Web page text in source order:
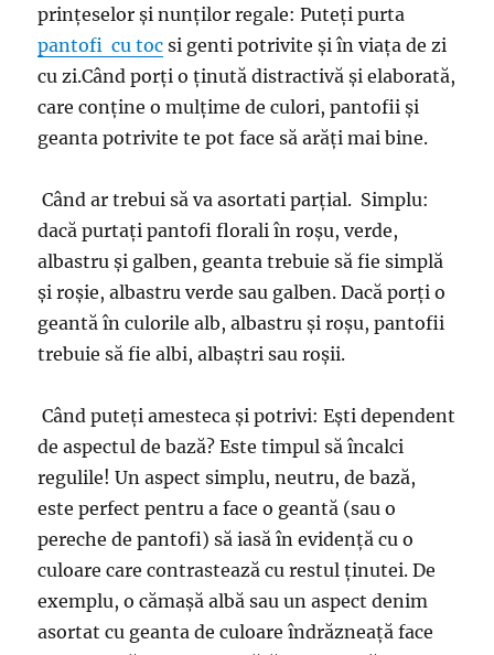
prințeselor și nunților regale: Puteți purta
pantofi cu toc si genti potrivite și în viața de zi
cu zi.Când porți o ținută distractivă și elaborată,
care conține o mulțime de culori, pantofii și
geanta potrivite te pot face să arăți mai bine.
Când ar trebui să va asortati parțial. Simplu:
dacă purtați pantofi florali în roșu, verde,
albastru și galben, geanta trebuie să fie simplă
și roșie, albastru verde sau galben. Dacă porți o
geantă în culorile alb, albastru și roșu, pantofii
trebuie să fie albi, albaștri sau roșii.
Când puteți amesteca și potrivi: Ești dependent
de aspectul de bază? Este timpul să încalci
regulile! Un aspect simplu, neutru, de bază,
este perfect pentru a face o geantă (sau o
pereche de pantofi) să iasă în evidență cu o
culoare care contrastează cu restul ținutei. De
exemplu, o cămașă albă sau un aspect denim
asortat cu geanta de culoare îndrăzneață face